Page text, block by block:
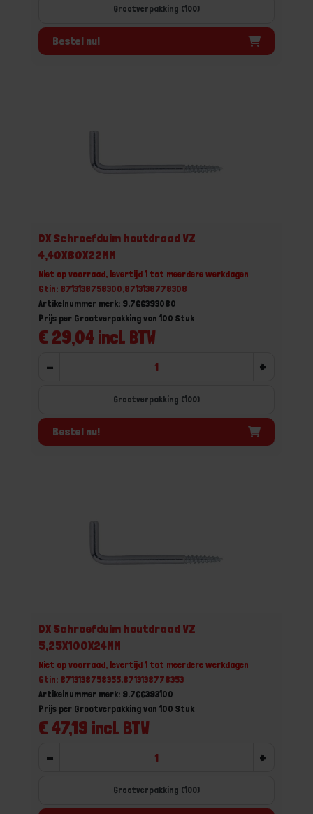
Grootverpakking (100)
Bestel nu!
DX Schroefduim houtdraad VZ
4,40X80X22MM
Niet op voorraad, levertijd 1 tot meerdere werkdagen
Gtin: 8713138758300,8713138778308
Artikelnummer merk: 9.766393080
€ 29,04 incl. BTW
Prijs per Grootverpakking van 100 Stuk
- +
Grootverpakking (100)
Bestel nu!
DX Schroefduim houtdraad VZ
5,25X100X24MM
Niet op voorraad, levertijd 1 tot meerdere werkdagen
Gtin: 8713138758355,8713138778353
Artikelnummer merk: 9.766393100
€ 47,19 incl. BTW
Prijs per Grootverpakking van 100 Stuk
- +
Grootverpakking (100)